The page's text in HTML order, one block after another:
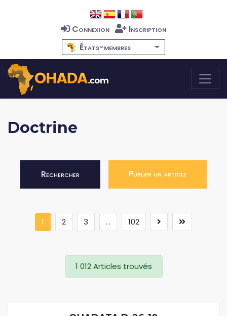
Connexion
Inscription
États-membres
Doctrine
Rechercher Publier un article
1 (current)
2 3 ... 102
1 012 Articles trouvés